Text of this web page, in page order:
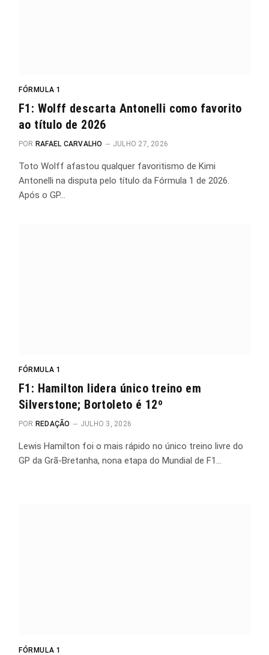
FÓRMULA 1
F1: Wolff descarta Antonelli como favorito
ao título de 2026
POR RAFAEL CARVALHO JULHO 27, 2026
Toto Wolff afastou qualquer favoritismo de Kimi
Antonelli na disputa pelo título da Fórmula 1 de 2026.
Após o GP…
FÓRMULA 1
F1: Hamilton lidera único treino em
Silverstone; Bortoleto é 12º
POR REDAÇÃO JULHO 3, 2026
Lewis Hamilton foi o mais rápido no único treino livre do
GP da Grã-Bretanha, nona etapa do Mundial de F1…
FÓRMULA 1